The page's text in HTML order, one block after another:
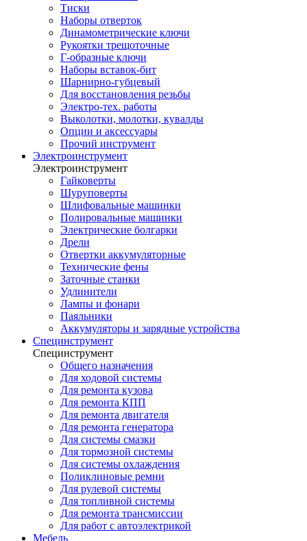
Тиски
Наборы отверток
Динамометрические ключи
Рукоятки трещоточные
Г-образные ключи
Наборы вставок-бит
Шарнирно-губцевый
Для восстановления резьбы
Электро-тех. работы
Выколотки, молотки, кувалды
Опции и аксессуары
Прочий инструмент
Электроинструмент
Электроинструмент
Гайковерты
Шуруповерты
Шлифовальные машинки
Полировальные машинки
Электрические болгарки
Дрели
Отвертки аккумуляторные
Технические фены
Заточные станки
Удлинители
Лампы и фонари
Паяльники
Аккумуляторы и зарядные устройства
Специнструмент
Специнструмент
Общего назначения
Для ходовой системы
Для ремонта кузова
Для ремонта КПП
Для ремонта двигателя
Для ремонта генератора
Для системы смазки
Для тормозной системы
Для системы охлаждения
Поликлиновые ремни
Для рулевой системы
Для топливной системы
Для ремонта трансмиссии
Для работ с автоэлектрикой
Мебель